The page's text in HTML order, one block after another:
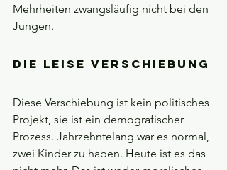
Mehrheiten zwangsläufig nicht bei den
Jungen.
Die leise Verschiebung
Diese Verschiebung ist kein politisches
Projekt, sie ist ein demografischer
Prozess. Jahrzehntelang war es normal,
zwei Kinder zu haben. Heute ist es das